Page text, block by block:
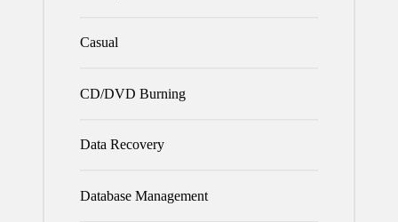
Casual
CD/DVD Burning
Data Recovery
Database Management